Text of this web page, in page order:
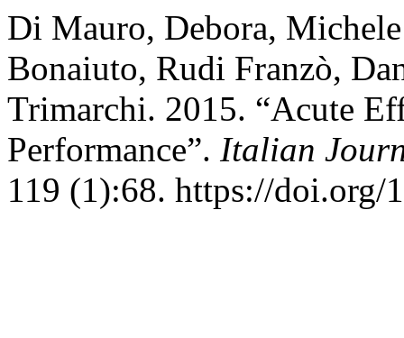
Di Mauro, Debora,
Bonaiuto, Rudi Franzò,
Trimarchi. 2015. “Acute
Performance”. Italian
119 (1):68. https://doi.org/